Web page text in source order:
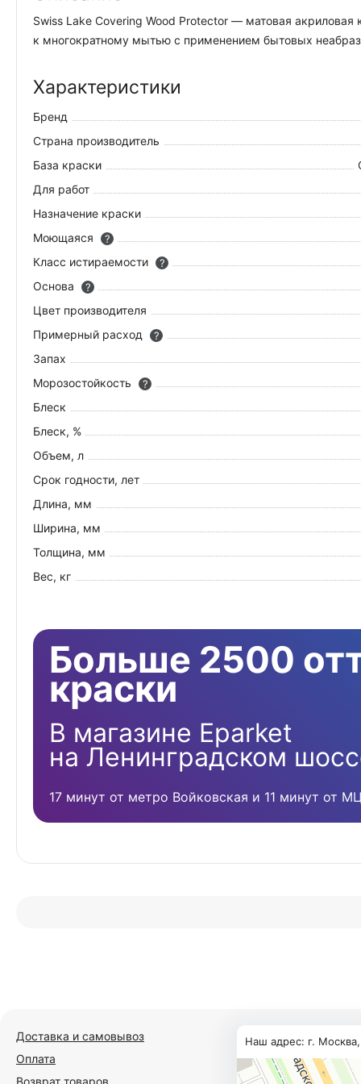
Swiss Lake Covering Wood Protector — матовая
к многократному мытью с применением бытовых
Характеристики
Бренд
Страна производитель
База краски
Для работ
Назначение краски
Моющаяся
?
Класс истираемости
?
Основа
?
Цвет производителя
Примерный расход
?
Запах
Морозостойкость
?
Блеск
Блеск, %
Объем, л
Срок годности, лет
Длина, мм
Ширина, мм
Толщина, мм
Вес, кг
Больше 2500
краски
В магазине Eparket
на Ленинградском
17 минут от метро Войковская и 11 минут от
Доставка и самовывоз
Оплата
Возврат товаров
Наш адрес: г.